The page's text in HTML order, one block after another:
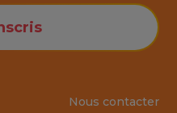
Nous contacter